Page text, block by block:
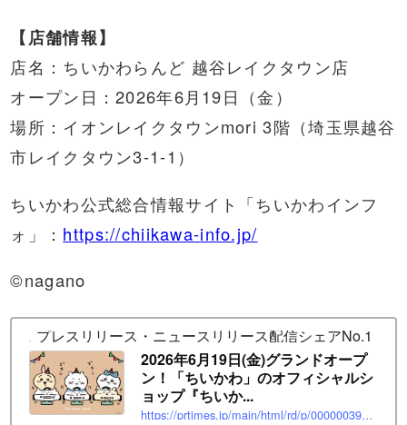
【店舗情報】
店名：ちいかわらんど 越谷レイクタウン店
オープン日：2026年6月19日（金）
場所：イオンレイクタウンmori 3階（埼玉県越谷
市レイクタウン3-1-1）
ちいかわ公式総合情報サイト「ちいかわインフ
ォ」： https://chiikawa-info.jp/
©nagano
プレスリリース・ニュースリリース配信シェアNo.1｜
2026年6月19日(金)グランドオープ
ン！「ちいかわ」のオフィシャルシ
ョップ『ちいか...
https://prtimes.jp/main/html/rd/p/000000397.000001117.html